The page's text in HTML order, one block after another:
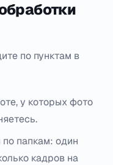
по пунктам в
у которых фото
папкам: один
кадров на